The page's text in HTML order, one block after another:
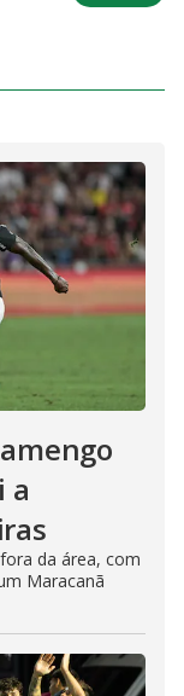
a
da área, com
Maracanã